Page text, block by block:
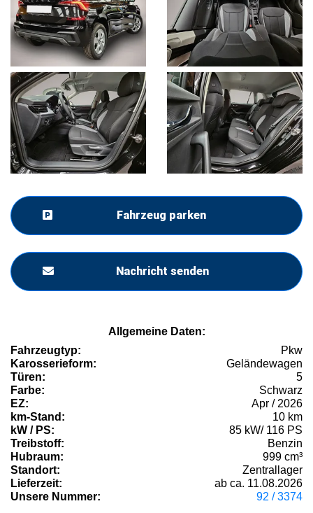
Fahrzeug parken
Nachricht senden
Allgemeine Daten:
Fahrzeugtyp:
Pkw
Karosserieform:
Geländewagen
Türen:
5
Farbe:
Schwarz
EZ:
Apr / 2026
km-Stand:
10 km
kW / PS:
85 kW/ 116 PS
Treibstoff:
Benzin
Hubraum:
999 cm³
Standort:
Zentrallager
Lieferzeit:
ab ca. 11.08.2026
Unsere Nummer:
92 / 3374